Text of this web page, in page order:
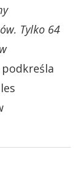
Tylko 64